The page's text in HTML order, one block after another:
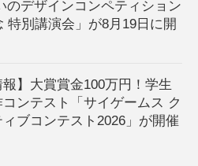
のデザインコンペティション
特別講演会」が8月19日に開
報】大賞賞金100万円！学生
ンテスト「サイゲームス ク
ィブコンテスト2026」が開催